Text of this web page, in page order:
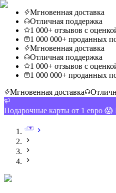
Мгновенная доставка
Отличная поддержка
1 000+ отзывов с
1 000 000+ проданных
Мгновенная доставка
Отличная поддержка
1 000+ отзывов с
1 000 000+ проданных
Мгновенная доставка
Подарочные карты от 1 евро 😱